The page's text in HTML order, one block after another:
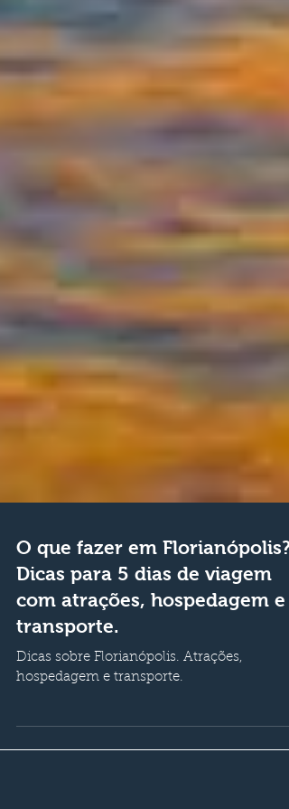
O que fazer em Florianópolis?
Dicas para 5 dias de viagem
com atrações, hospedagem e
transporte.
hospedagem e transporte.